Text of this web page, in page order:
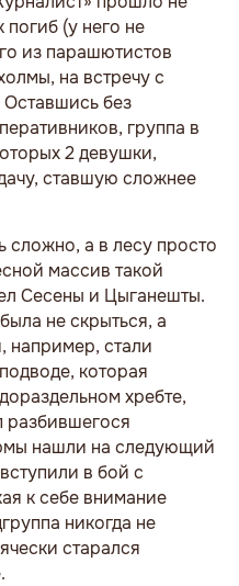
(у него не
из парашютистов
на встречу с
без
группа в
2 девушки,
ставшую сложнее
сложно, а в лесу просто
массив такой
Сесены и Цыганешты.
не скрыться, а
например, стали
которая
хребте,
разбившегося
нашли на следующий
в бой с
к себе внимание
никогда не
старался